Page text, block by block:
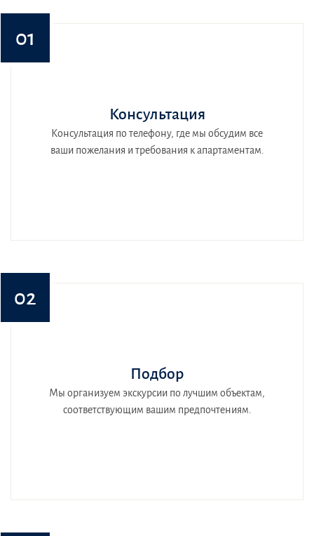
01
Консультация
Консультация по телефону, где мы обсудим все
ваши пожелания и требования к апартаментам.
02
Подбор
Мы организуем экскурсии по лучшим объектам,
соответствующим вашим предпочтениям.